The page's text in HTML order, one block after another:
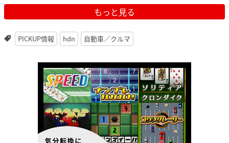
もっと見る
PICKUP情報 hdn 自動車／クルマ